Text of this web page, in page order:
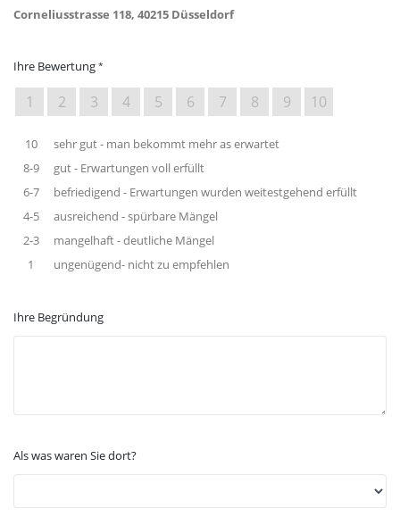
Corneliusstrasse 118, 40215 Düsseldorf
Ihre Bewertung
1 2 3 4 5 6 7 8 9 10
10
sehr gut - man bekommt mehr as erwartet
8-9
gut - Erwartungen voll erfüllt
6-7
befriedigend - Erwartungen wurden weitestgehend erfüllt
4-5
ausreichend - spürbare Mängel
2-3
mangelhaft - deutliche Mängel
1
ungenügend- nicht zu empfehlen
Ihre Begründung
Als was waren Sie dort?